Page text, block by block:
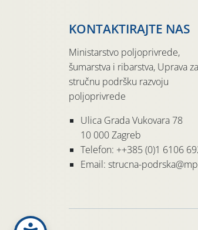
KONTAKTIRAJTE NAS
Ministarstvo poljoprivrede,
šumarstva i ribarstva, Uprava za
stručnu podršku razvoju
poljoprivrede
Ulica Grada Vukovara 78
10 000 Zagreb
Telefon: ++385 (0)1 6106
Email: strucna-